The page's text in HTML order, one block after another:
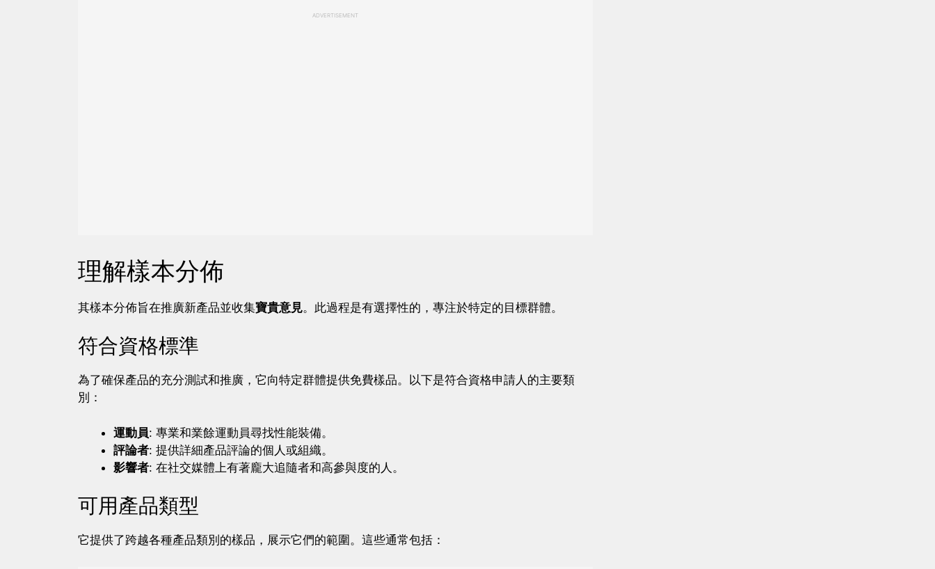
ADVERTISEMENT
理解樣本分佈
其樣本分佈旨在推廣新產品並收集寶貴意見。此過程是有選擇性的，專注於特定的目標群體。
符合資格標準
為了確保產品的充分測試和推廣，它向特定群體提供免費樣品。以下是符合資格申請人的主要類
別：
運動員: 專業和業餘運動員尋找性能裝備。
評論者: 提供詳細產品評論的個人或組織。
影響者: 在社交媒體上有著龐大追隨者和高參與度的人。
可用產品類型
它提供了跨越各種產品類別的樣品，展示它們的範圍。這些通常包括：